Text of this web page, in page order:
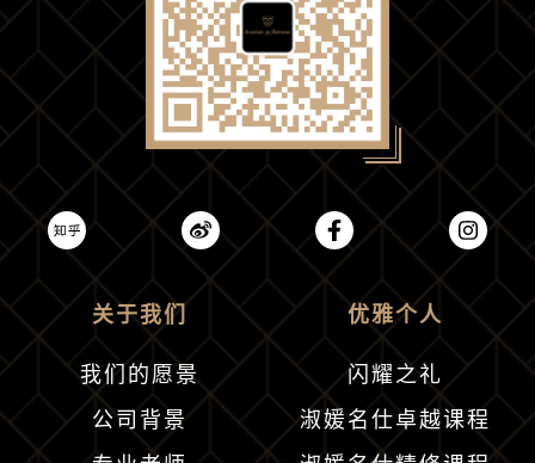
关于我们
我们的愿景
公司背景
优雅个人
闪耀之礼
淑媛名仕卓越课程